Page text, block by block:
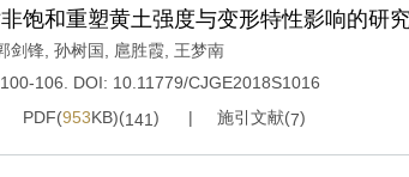
饱和重塑黄土强度与变形特性影响的研
剑锋 孙树国 扈胜霞 王梦南
106.
DOI: 10.11779/CJGE2018S1016
PDF(953KB)(141) 施引文献(7)